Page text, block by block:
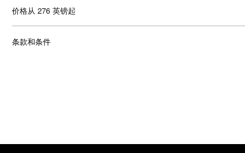
价格从 276 英镑起
条款和条件